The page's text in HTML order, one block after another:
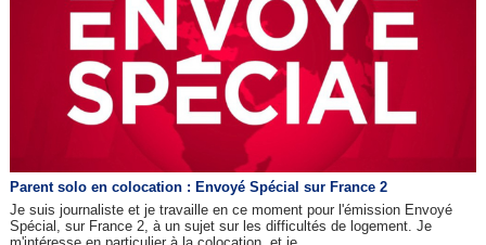
Parent solo en colocation : Envoyé Spécial sur France 2
Je suis journaliste et je travaille en ce moment pour l'émission Envoyé
Spécial, sur France 2, à un sujet sur les difficultés de logement. Je